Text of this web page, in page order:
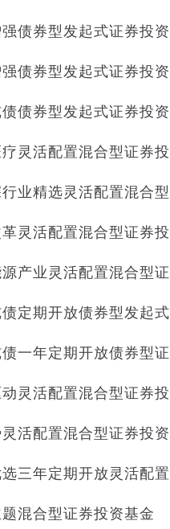
债券型发起式证券投
债券型发起式证券投
债券型发起式证券投
灵活配置混合型证券
业精选灵活配置混合
灵活配置混合型证券
产业灵活配置混合型
定期开放债券型发起
一年定期开放债券型
灵活配置混合型证券
活配置混合型证券投
三年定期开放灵活配
混合型证券投资基金